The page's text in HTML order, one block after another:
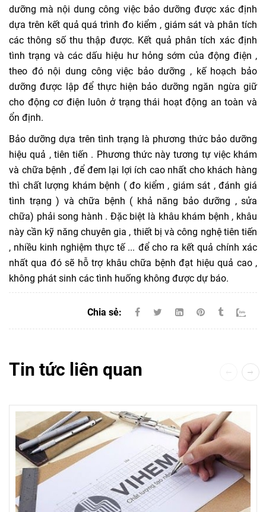
dưỡng mà nội dung công việc bảo dưỡng được xác định
dựa trên kết quả quá trình đo kiểm , giám sát và phân tích
các thông số thu thập được. Kết quả phân tích xác định
tình trạng và các dấu hiệu hư hỏng sớm của động điện ,
theo đó nội dung công việc bảo dưỡng , kế hoạch bảo
dưỡng được lập để thực hiện bảo dưỡng ngăn ngừa giữ
cho động cơ điện luôn ở trạng thái hoạt động an toàn và
ổn định.
Bảo dưỡng dựa trên tình trạng là phương thức bảo dưỡng
hiệu quả , tiên tiến . Phương thức này tương tự việc khám
và chữa bệnh , để đem lại lợi ích cao nhất cho khách hàng
thì chất lượng khám bệnh ( đo kiểm , giám sát , đánh giá
tình trạng ) và chữa bệnh ( khả năng bảo dưỡng , sửa
chữa) phải song hành . Đặc biệt là khâu khám bệnh , khâu
này cần kỹ năng chuyên gia , thiết bị và công nghệ tiên tiến
, nhiều kinh nghiệm thực tế ... để cho ra kết quả chính xác
nhất qua đó sẽ hỗ trợ khâu chữa bệnh đạt hiệu quả cao ,
không phát sinh các tình huống không được dự báo.
Chia sẻ:
Tin tức liên quan